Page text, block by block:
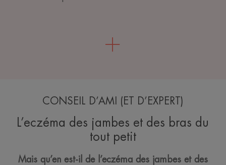
CONSEIL D’AMI (ET D’EXPERT)
L’eczéma des jambes et des bras du
tout petit
Mais qu’en est-il de l’eczéma des jambes et des